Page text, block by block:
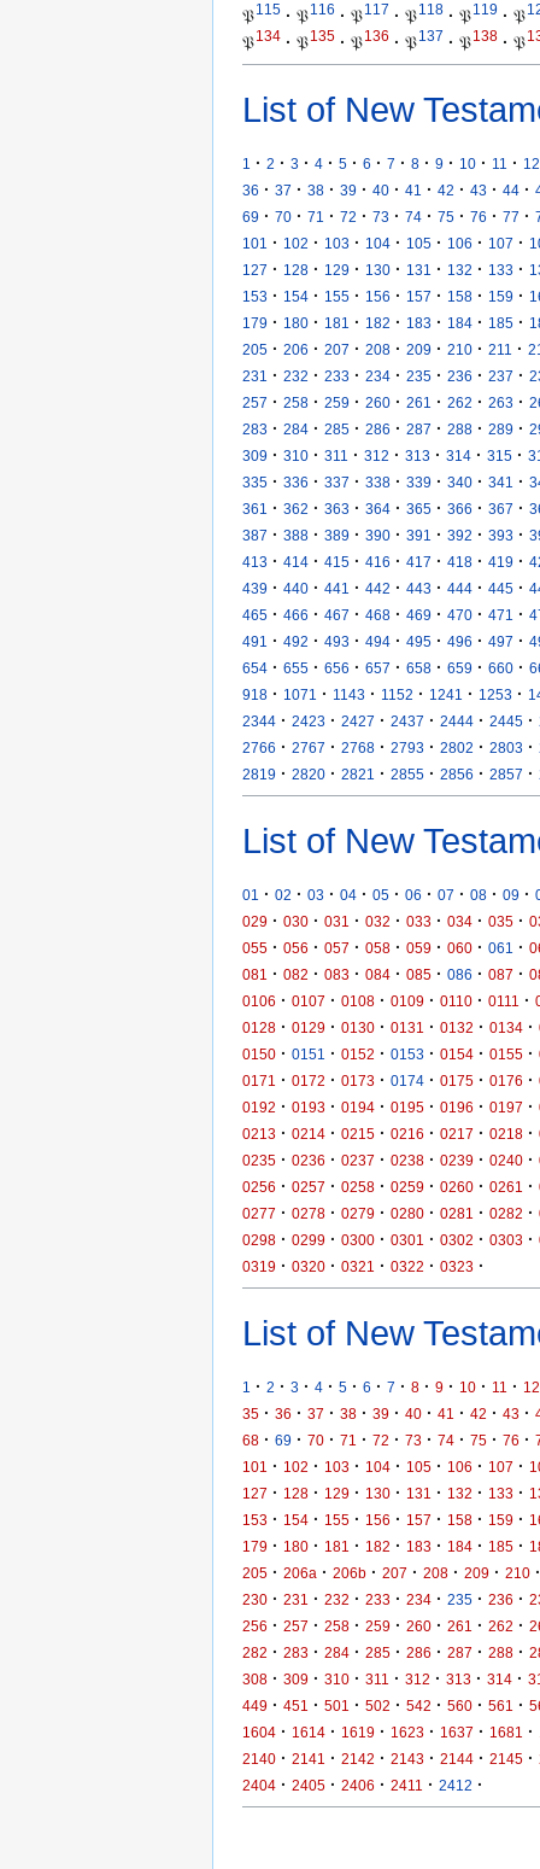
𝔓115 · 𝔓116 · 𝔓117 · 𝔓118 · 𝔓119 · 𝔓
𝔓134 · 𝔓135 · 𝔓136 · 𝔓137 · 𝔓138 · 𝔓
List of New
1 · 2 · 3 · 4 · 5 · 6 · 7 · 8 · 9 · 10 · 11 · 12
36 · 37 · 38 · 39 · 40 · 41 · 42 · 43 · 44 ·
69 · 70 · 71 · 72 · 73 · 74 · 75 · 76 · 77 ·
101
· 102 · 103 · 104 · 105 · 106 · 107 ·
127 · 128 · 129 · 130 · 131 · 132 · 133 ·
153 · 154 · 155 · 156 · 157 · 158 · 159 ·
179 · 180 · 181 · 182 · 183 · 184 · 185 ·
205 · 206 · 207 · 208 · 209 · 210 · 211 ·
231
· 232 · 233 · 234 · 235 · 236 · 237 ·
257 · 258 · 259 · 260 · 261 · 262 · 263 ·
283 · 284 · 285 · 286 · 287 · 288 · 289 ·
309 · 310 · 311 · 312 · 313 · 314 · 315 ·
335 · 336 · 337 · 338 · 339 · 340 · 341 ·
361
· 362 · 363 · 364 · 365 · 366 · 367 ·
387 · 388 · 389 · 390 · 391 · 392 · 393 ·
413 · 414 · 415 · 416 · 417 · 418 · 419 ·
439 · 440 · 441 · 442 · 443 · 444 · 445 ·
465 · 466 · 467 · 468 · 469 · 470 · 471 ·
491
· 492 · 493 · 494 · 495 · 496 · 497 ·
654 · 655 · 656 · 657 · 658 · 659 · 660 ·
918 · 1071 · 1143 · 1152 · 1241 · 1253 ·
2344 · 2423 · 2427 · 2437 · 2444 · 2445 ·
2766 · 2767 · 2768 · 2793 · 2802 · 2803 ·
2819 · 2820 · 2821 · 2855 · 2856 · 2857 ·
List of New
01 · 02 · 03 · 04 · 05 · 06 · 07 · 08 · 09 ·
029 · 030 · 031 · 032 · 033 · 034 · 035 ·
055 · 056 · 057 · 058 · 059 · 060 · 061 ·
081
· 082 · 083 · 084 · 085 · 086 · 087 ·
0106 · 0107 · 0108 · 0109 · 0110 · 0111 ·
0128 · 0129 · 0130 · 0131 · 0132 · 0134 ·
0150 · 0151 · 0152 · 0153 · 0154 · 0155 ·
0171
· 0172 · 0173 · 0174 · 0175 · 0176 ·
0192 · 0193 · 0194 · 0195 · 0196 · 0197 ·
0213 · 0214 · 0215 · 0216 · 0217 · 0218 ·
0235 · 0236 · 0237 · 0238 · 0239 · 0240 ·
0256 · 0257 · 0258 · 0259 · 0260 · 0261 ·
0277 · 0278 · 0279 · 0280 · 0281 · 0282 ·
0298 · 0299 · 0300 · 0301 · 0302 · 0303 ·
0319 · 0320 · 0321 · 0322 · 0323 ·
List of New
1 · 2 · 3 · 4 · 5 · 6 · 7 · 8 · 9 · 10 · 11 · 12
35 · 36 · 37 · 38 · 39 · 40 · 41 · 42 · 43 ·
68 · 69 · 70 · 71 · 72 · 73 · 74 · 75 · 76 ·
101
· 102 · 103 · 104 · 105 · 106 · 107 ·
127 · 128 · 129 · 130 · 131 · 132 · 133 ·
153 · 154 · 155 · 156 · 157 · 158 · 159 ·
179 · 180 · 181 · 182 · 183 · 184 · 185 ·
205 · 206a · 206b · 207 · 208 · 209 · 210 ·
230 · 231 · 232 · 233 · 234 · 235 · 236 ·
256 · 257 · 258 · 259 · 260 · 261 · 262 ·
282 · 283 · 284 · 285 · 286 · 287 · 288 ·
308 · 309 · 310 · 311 · 312 · 313 · 314 ·
449 · 451 · 501 · 502 · 542 · 560 · 561 ·
1604 · 1614 · 1619 · 1623 · 1637 · 1681 ·
2140 · 2141 · 2142 · 2143 · 2144 · 2145 ·
2404 · 2405 · 2406 · 2411 · 2412 ·